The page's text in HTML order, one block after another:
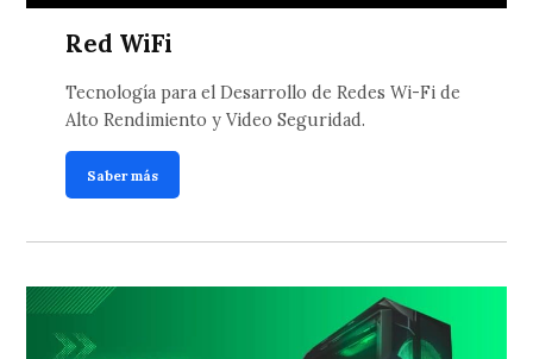
Red WiFi
Tecnología para el Desarrollo de Redes Wi-Fi de
Alto Rendimiento y Video Seguridad.
Saber más